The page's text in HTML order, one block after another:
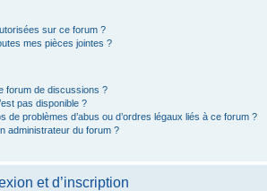
sur ce forum ?
mes pièces jointes ?
forum de discussions ?
pas disponible ?
de problèmes d’abus ou d’ordres légaux liés à ce forum ?
administrateur du forum ?
et d’inscription